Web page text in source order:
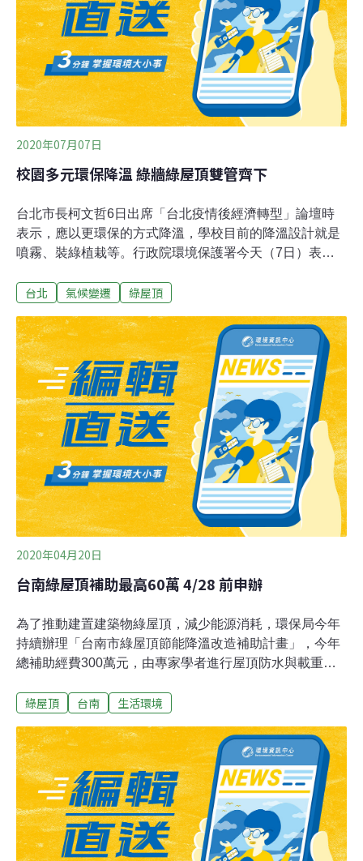
局綠屋頂補助對象為公有建、集合式璧宅、公寓大廈、商
辦大樓等屋頂平台綠化。
2020年07月07日
校園多元環保降溫 綠牆綠屋頂雙管齊下
台北市長柯文哲6日出席「台北疫情後經濟轉型」論壇時
表示，應以更環保的方式降溫，學校目前的降溫設計就是
噴霧、裝綠植栽等。行政院環境保護署今天（7日）表
氣品質保護及噪音管制處表示，持續推行在教室走廊女兒
已有18縣市、69所學校設置；綠牆申請沒有期限，環保署
還會協助設置後2年的維護。環保署說，透過綠屋頂、牆
面植生或綠籬等區域降溫措施，植物層結合空氣產生風障
隔熱、遮陽效果，水分蒸散產生的降溫效果及帶動空氣循
環驅逐熱浪，可使牆面降溫5度至8度、室內降溫3度至5
度，節省夏季空調用電10%至25%。
台北 氣候變遷 綠屋頂
2020年04月20日
台南綠屋頂補助最高60萬 4/28 前申辦
為了推動建置建築物綠屋頂，減少能源消耗，環保局今年
持續辦理「台南市綠屋頂節能降溫改造補助計畫」，今年
總補助經費300萬元，由專家學者進行屋頂防水與載重等
上，但以60萬元為限。環保局表示今年已有五案提出申
日，歡迎集合式住宅、社區或商辦大樓等單位一起加入綠
屋頂設置。台南社大環境小組研究員晁瑞光表示，社大鼓
勵以簡便、資源再利用的方式進行綠化，依不同綠化程度
及條件，經費也會不同，以社大綠屋頂為例，若50平方公
尺的綠屋頂所需材料費用只需幾萬元的費用。
綠屋頂 台南 生活環境